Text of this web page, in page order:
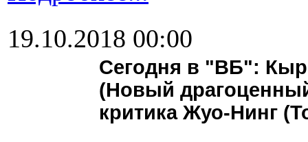
19.10.2018 00:00
Сегодня в "ВБ":
(Новый
критика Жуо-Нинг